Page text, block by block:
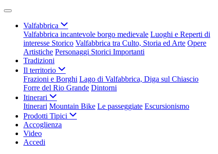
Valfabbrica
Valfabbrica incantevole borgo medievale Luoghi e Reperti di
interesse Storico Valfabbrica tra Culto, Storia ed Arte Opere
Artistiche Personaggi Storici Importanti
Tradizioni
Il territorio
Frazioni e Borghi Lago di Valfabbrica, Diga sul Chiascio
Forre del Rio Grande Dintorni
Itinerari
Itinerari Mountain Bike Le passeggiate Escursionismo
Prodotti Tipici
Accoglienza
Video
Accedi